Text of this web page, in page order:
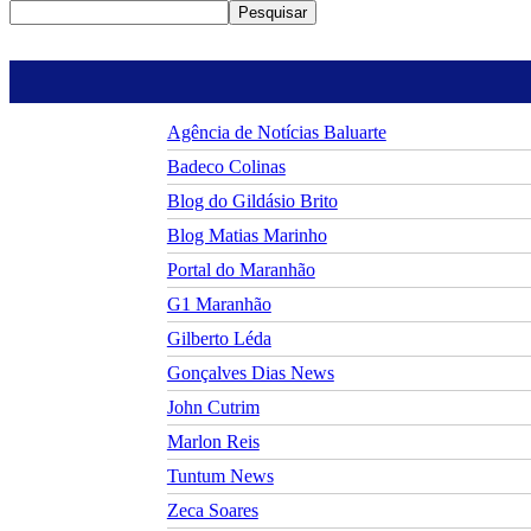
Pesquisar
Agência de Notícias Baluarte
Badeco Colinas
Blog do Gildásio Brito
Blog Matias Marinho
Portal do Maranhão
G1 Maranhão
Gilberto Léda
Gonçalves Dias News
John Cutrim
Marlon Reis
Tuntum News
Zeca Soares